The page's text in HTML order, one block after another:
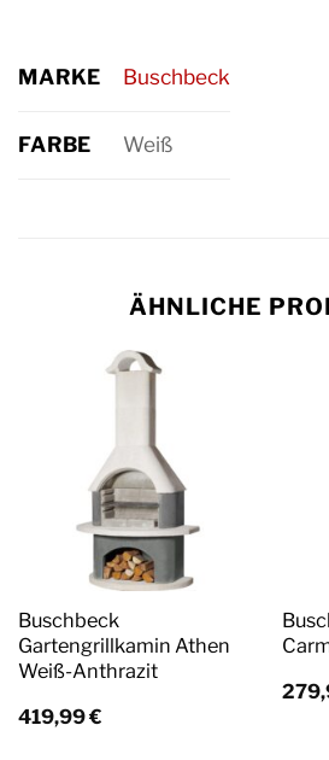
MARKE Buschbeck
FARBE Weiß
ÄHNLICHE
Buschbeck
Gartengrillkamin Athen
Weiß-Anthrazit
419,99€